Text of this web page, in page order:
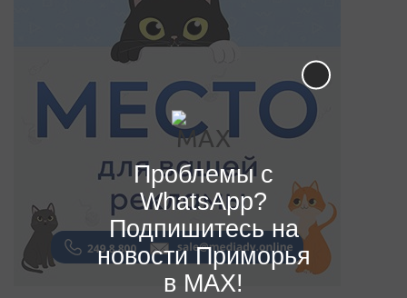
Проблемы с
WhatsApp?
Подпишитесь на
новости Приморья
в MAX!